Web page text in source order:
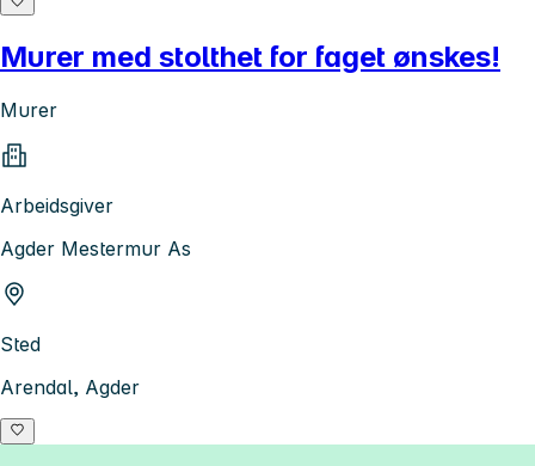
Murer med stolthet for faget ønskes!
Murer
Arbeidsgiver
Agder Mestermur As
Sted
Arendal, Agder